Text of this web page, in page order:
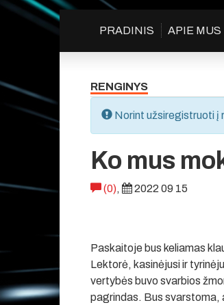
PRADINIS APIE MUS
RENGINYS
Norint užsiregistruoti į
Ko mus
(0), 2022 09 15
Paskaitoje bus keliamas
Lektorė, kasinėjusi ir
vertybės buvo svarbios
pagrindas. Bus svarstoma,